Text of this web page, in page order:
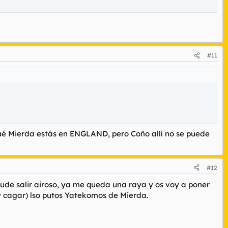
#11
estás en ENGLAND, pero Coño allí no se puede
#12
salir airoso, ya me queda una raya y os voy a poner
lso putos Yatekomos de Mierda.